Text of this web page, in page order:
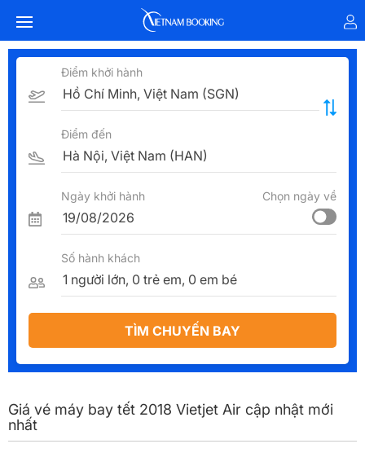
Điểm khởi hành
Điểm đến
Ngày khởi hành Chọn ngày về
Số hành khách
TÌM CHUYẾN BAY
Giá vé máy bay tết 2018 Vietjet Air cập nhật mới
nhất